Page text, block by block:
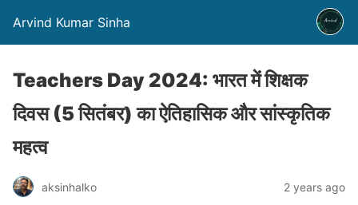
Arvind Kumar Sinha
Teachers Day 2024: भारत में शिक्षक
दिवस (5 सितंबर) का ऐतिहासिक और सांस्कृतिक
महत्व
aksinhalko 2 years ago